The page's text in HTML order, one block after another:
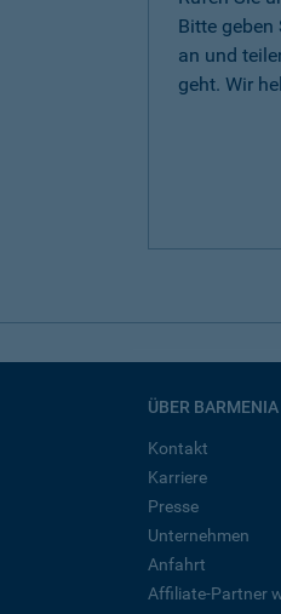
Bitte geben
an und
geht. Wir
ÜBER BARMENIA
Kontakt
Karriere
Presse
Unternehmen
Anfahrt
Affiliate-Partner